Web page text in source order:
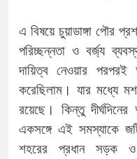
এ বিষয়ে চুয়াডাঙ্গা পৌর
পরিচ্ছন্নতা ও বর্জ্য
দায়িত্ব নেওয়ার
করেছিলাম। যার মধ্যে
রয়েছে। কিন্তু
একসঙ্গে এই সমস্যাকে
শহরের প্রধান সড়ক ও